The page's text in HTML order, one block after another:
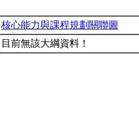
核心能力與課程規劃關聯圖
目前無該大綱資料！